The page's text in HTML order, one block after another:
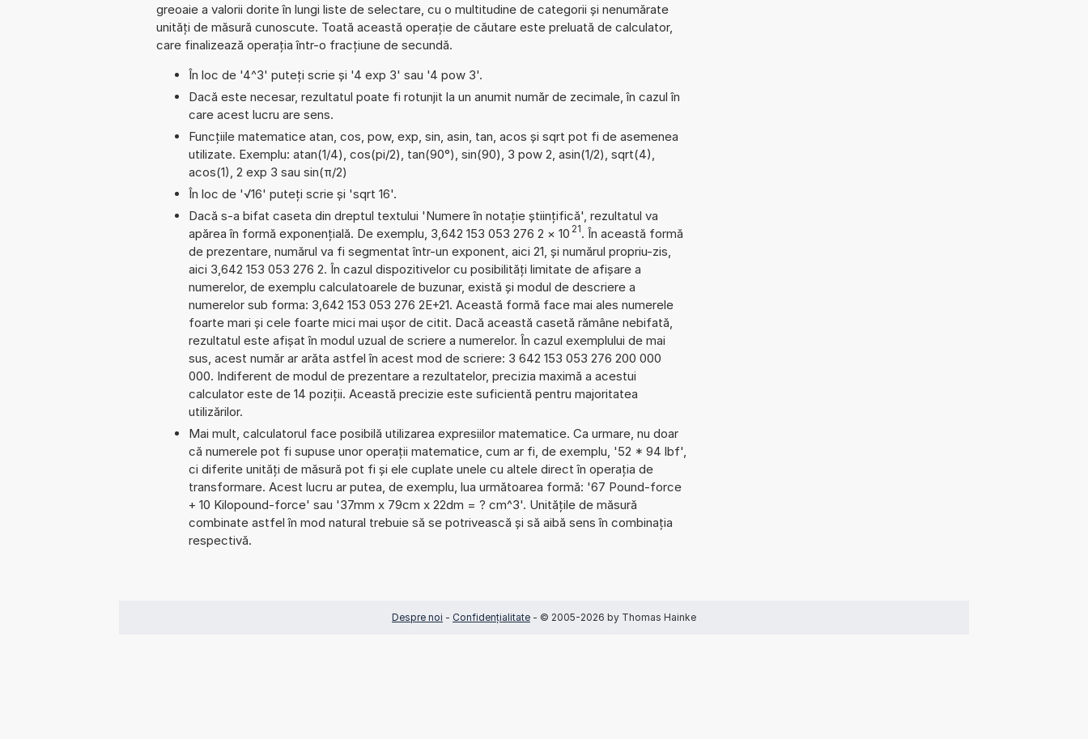
greoaie a valorii dorite în lungi liste de selectare, cu o multitudine de categorii și nenumărate
unități de măsură cunoscute. Toată această operație de căutare este preluată de calculator,
care finalizează operația într-o fracțiune de secundă.
În loc de '4^3' puteți scrie și '4 exp 3' sau '4 pow 3'.
Dacă este necesar, rezultatul poate fi rotunjit la un anumit număr de zecimale, în cazul în
care acest lucru are sens.
Funcțiile matematice atan, cos, pow, exp, sin, asin, tan, acos și sqrt pot fi de asemenea
utilizate. Exemplu: atan(1/4), cos(pi/2), tan(90°), sin(90), 3 pow 2, asin(1/2), sqrt(4),
acos(1), 2 exp 3 sau sin(π/2)
În loc de '√16' puteți scrie și 'sqrt 16'.
Dacă s-a bifat caseta din dreptul textului 'Numere în notație științifică', rezultatul va
apărea în formă exponențială. De exemplu, 3,642 153 053 276 2 × 10 21. În această formă
de prezentare, numărul va fi segmentat într-un exponent, aici 21, și numărul propriu-zis,
aici 3,642 153 053 276 2. În cazul dispozitivelor cu posibilități limitate de afișare a
numerelor, de exemplu calculatoarele de buzunar, există și modul de descriere a
numerelor sub forma: 3,642 153 053 276 2E+21. Această formă face mai ales numerele
foarte mari și cele foarte mici mai ușor de citit. Dacă această casetă rămâne nebifată,
rezultatul este afișat în modul uzual de scriere a numerelor. În cazul exemplului de mai
sus, acest număr ar arăta astfel în acest mod de scriere: 3 642 153 053 276 200 000
000. Indiferent de modul de prezentare a rezultatelor, precizia maximă a acestui
calculator este de 14 poziții. Această precizie este suficientă pentru majoritatea
utilizărilor.
Mai mult, calculatorul face posibilă utilizarea expresiilor matematice. Ca urmare, nu doar
că numerele pot fi supuse unor operații matematice, cum ar fi, de exemplu, '52 * 94 lbf',
ci diferite unități de măsură pot fi și ele cuplate unele cu altele direct în operația de
transformare. Acest lucru ar putea, de exemplu, lua următoarea formă: '67 Pound-force
+ 10 Kilopound-force' sau '37mm x 79cm x 22dm = ? cm^3'. Unitățile de măsură
combinate astfel în mod natural trebuie să se potrivească și să aibă sens în combinația
respectivă.
Despre noi - Confidențialitate - © 2005-2026 by Thomas Hainke